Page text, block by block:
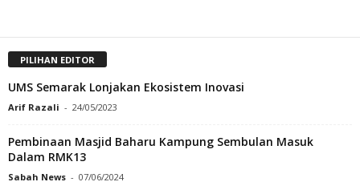
PILIHAN EDITOR
UMS Semarak Lonjakan Ekosistem Inovasi
Arif Razali - 24/05/2023
Pembinaan Masjid Baharu Kampung Sembulan Masuk
Dalam RMK13
Sabah News - 07/06/2024